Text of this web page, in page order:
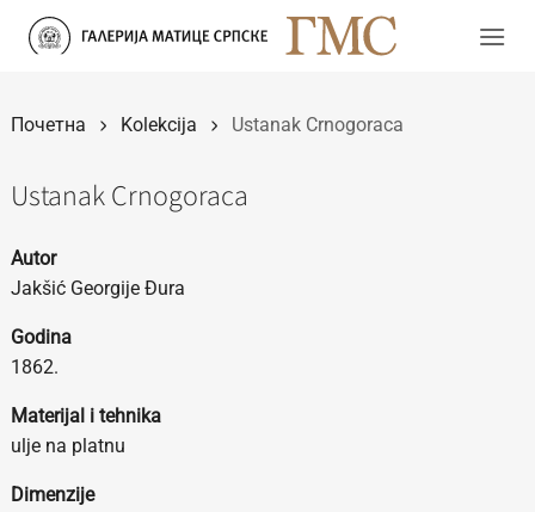
Прескочи
Почетна Kolekcija Ustanak Crnogoraca
Ustanak Crnogoraca
Autor
Jakšić Georgije Đura
Godina
1862.
Materijal i tehnika
ulje na platnu
Dimenzije